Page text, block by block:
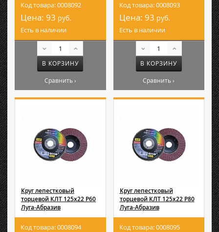
Код товара: 0008092
Цена: 93 руб.
Есть в наличии
В КОРЗИНУ
Сравнить ›
Код товара: 0008093
Цена: 93 руб.
Есть в наличии
В КОРЗИНУ
Сравнить ›
Круг лепестковый
торцевой КЛТ 125х22 Р60
Луга-Абразив
Код товара: 0008094
Круг лепестковый
торцевой КЛТ 125х22 Р80
Луга-Абразив
Код товара: 0008095